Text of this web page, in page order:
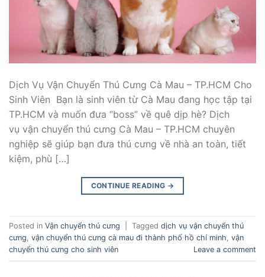
Dịch Vụ Vận Chuyển Thú Cưng Cà Mau – TP.HCM Cho
Sinh Viên Bạn là sinh viên từ Cà Mau đang học tập tại
TP.HCM và muốn đưa “boss” về quê dịp hè? Dịch
vụ vận chuyển thú cưng Cà Mau – TP.HCM chuyên
nghiệp sẽ giúp bạn đưa thú cưng về nhà an toàn, tiết
kiệm, phù […]
CONTINUE READING →
Posted in Vận chuyển thú cưng Tagged dịch vụ vận chuyển thú
cưng, vận chuyển thú cưng cà mau đi thành phố hồ chí minh, vận
chuyển thú cưng cho sinh viên
Leave a comment